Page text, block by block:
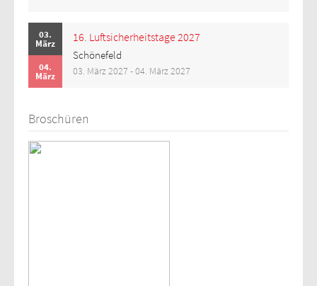
03.
März
04.
März
16. Luftsicherheitstage 2027
Schönefeld
03. März 2027 - 04. März 2027
Broschüren